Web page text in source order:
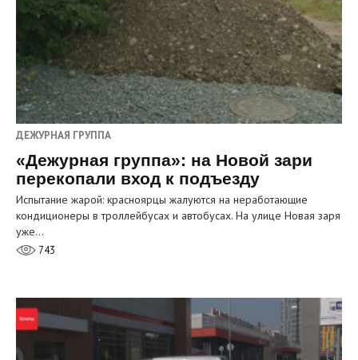
ДЕЖУРНАЯ ГРУППА
«Дежурная группа»: на Новой зари
перекопали вход к подъезду
Испытание жарой: красноярцы жалуются на неработающие
кондиционеры в троллейбусах и автобусах. На улице Новая заря
уже…
743